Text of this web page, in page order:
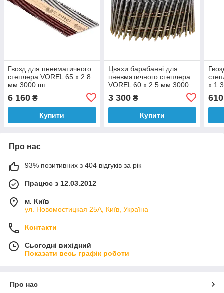
Гвозд для пневматичного
степлера VOREL 65 х 2.8
мм 3000 шт.
6 160 ₴
Купити
Цвяхи барабанні для
пневматичного степлера
VOREL 60 х 2.5 мм 3000
3 300₴
Купити
х
610
Про нас
93% позитивних з 404 відгуків за рік
Працює з 12.03.2012
м. Київ
ул. Новомостицкая 25А, Київ, Україна
Контакти
Сьогодні вихідний
Показати весь графік роботи
Про нас